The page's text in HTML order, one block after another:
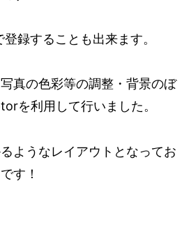
録することも出来ます。
真の色彩等の調整・背景のぼ
を利用して行いました。
ようなレイアウトとなってお
す！